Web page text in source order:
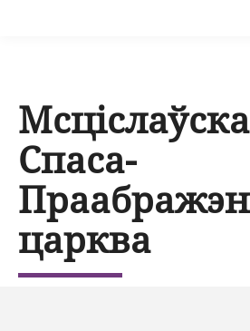
Спаса-
царква